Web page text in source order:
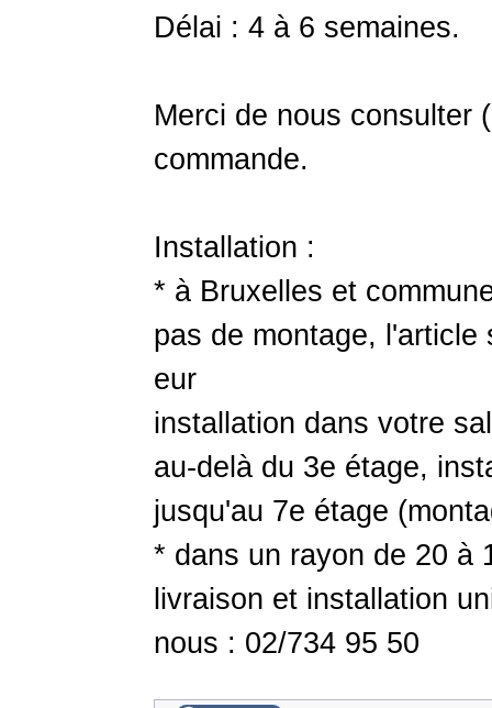
Délai : 4 à 6 semaines.
Merci de nous consulter
commande.
Installation :
* à Bruxelles et
pas de montage,
eur
installation dans votre
au-delà du 3e étage,
jusqu'au 7e étage
* dans un rayon de 20 à
livraison et installation
nous : 02/734 95 50